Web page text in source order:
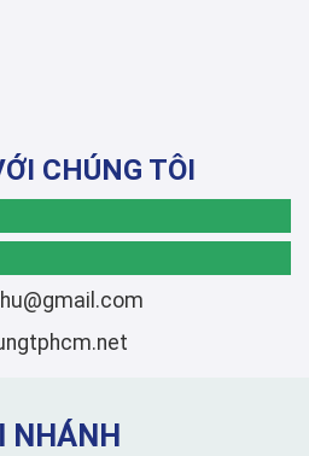
CHÚNG TÔI
NHÁNH